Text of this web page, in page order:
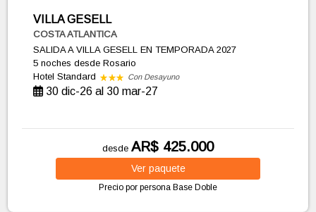
VILLA GESELL
COSTA ATLANTICA
SALIDA A VILLA GESELL EN TEMPORADA 2027
5 nochesdesde Rosario
Hotel Standard
Con Desayuno
30 dic-26 al 30 mar-27
desde AR$ 425.000
Ver paquete
Precio por persona Base Doble